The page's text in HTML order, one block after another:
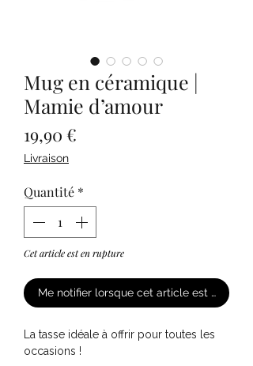
Mug en céramique |
Mamie d’amour
19,90 €
Livraison
Quantité *
Cet article est en rupture
Me notifier lorsque cet article est
La tasse idéale à offrir pour toutes les
occasions !